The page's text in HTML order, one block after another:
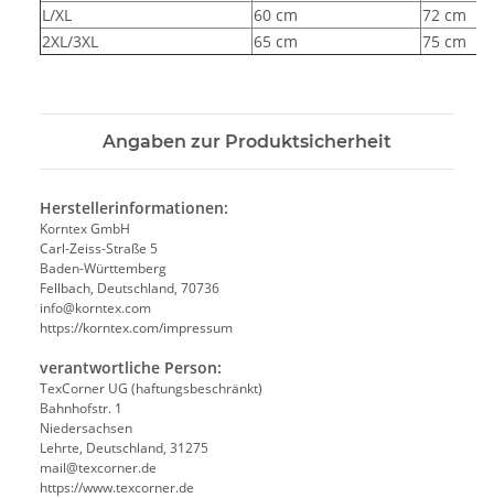
L/XL 60 cm
72 cm
2XL/3XL
65 cm 75 cm
Angaben zur Produktsicherheit
Herstellerinformationen:
Korntex GmbH
Carl-Zeiss-Straße 5
Baden-Württemberg
Fellbach, Deutschland, 70736
info@korntex.com
https://korntex.com/impressum
verantwortliche Person:
TexCorner UG (haftungsbeschränkt)
Bahnhofstr. 1
Niedersachsen
Lehrte, Deutschland, 31275
mail@texcorner.de
https://www.texcorner.de